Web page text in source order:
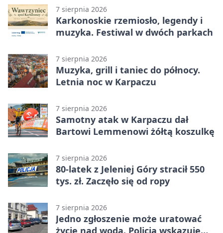
7 sierpnia 2026
Karkonoskie rzemiosło, legendy i
muzyka. Festiwal w dwóch parkach
7 sierpnia 2026
Muzyka, grill i taniec do północy.
Letnia noc w Karpaczu
7 sierpnia 2026
Samotny atak w Karpaczu dał
Bartowi Lemmenowi żółtą koszulkę
7 sierpnia 2026
80-latek z Jeleniej Góry stracił 550
tys. zł. Zaczęło się od ropy
7 sierpnia 2026
Jedno zgłoszenie może uratować
życie nad wodą. Policja wskazuje